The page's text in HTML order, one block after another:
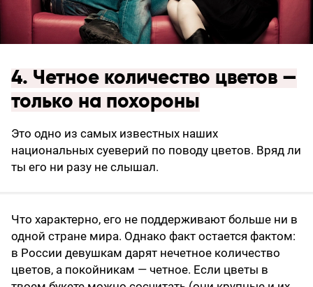
4. Четное количество цветов —
только на похороны
Это одно из самых известных наших
национальных суеверий по поводу цветов. Вряд ли
ты его ни разу не слышал.
Что характерно, его не поддерживают больше ни в
одной стране мира. Однако факт остается фактом:
в России девушкам дарят нечетное количество
цветов, а покойникам — четное. Если цветы в